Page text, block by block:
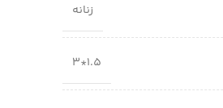
زنانه
1.5*3